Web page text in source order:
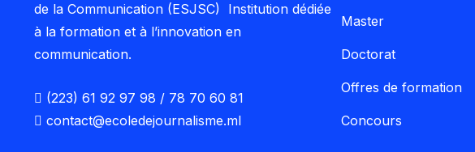
de la Communication (ESJSC) Institution dédiée
à la formation et à l’innovation en
communication.
(223) 61 92 97 98 / 78 70 60 81
contact@ecoledejournalisme.ml
Master
Doctorat
Offres de formation
Concours